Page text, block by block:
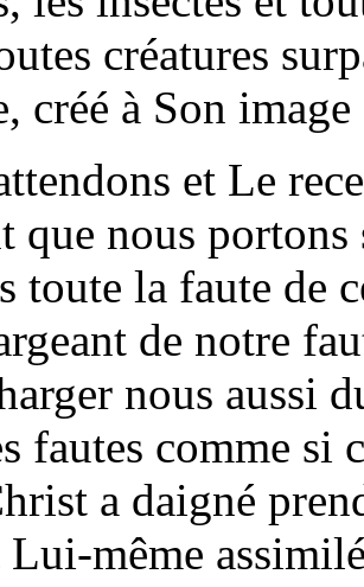
créatures
créé à Son
et Le
que nous
toute la faute de
de notre
nous aussi
fautes comme si
a daigné
Lui-même